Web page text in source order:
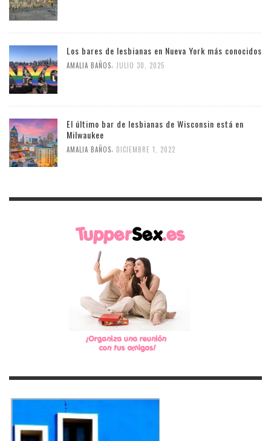
Los bares de lesbianas en Nueva York más conocidos
AMALIA BAÑOS JULIO 30, 2025
El último bar de lesbianas de Wisconsin está en
Milwaukee
AMALIA BAÑOS DICIEMBRE 1, 2022